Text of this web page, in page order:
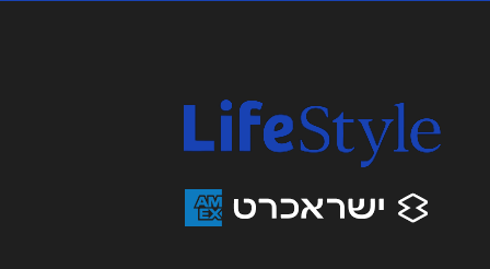
אנא חזרו אלי בקשר ל...